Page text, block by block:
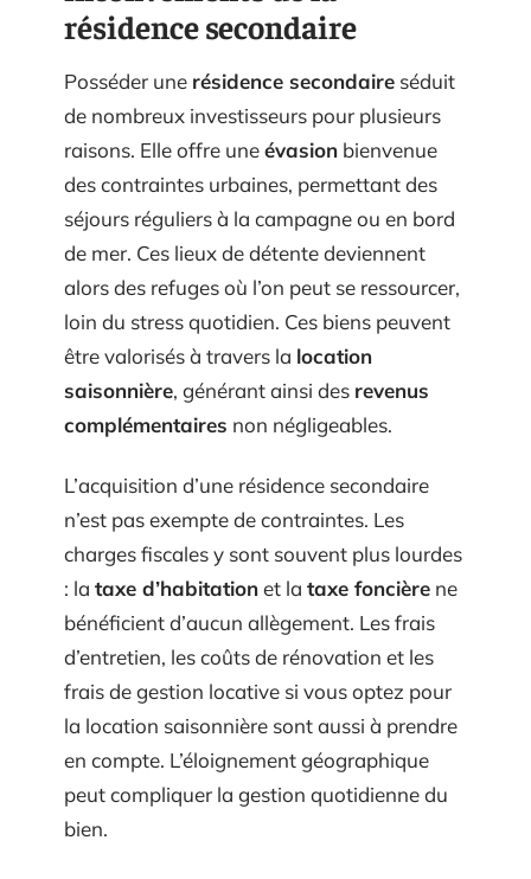
résidence secondaire
Posséder une résidence secondaire séduit
de nombreux investisseurs pour plusieurs
raisons. Elle offre uneévasion bienvenue
des contraintes urbaines, permettant des
séjours réguliers à la campagne ou en bord
de mer. Ces lieux de détente deviennent
alors des refuges où l’on peut se ressourcer,
loin du stress quotidien. Ces biens peuvent
être valorisés à travers la location
saisonnière, générant ainsi des revenus
complémentaires non négligeables.
L’acquisition d’une résidence secondaire
n’est pas exempte de contraintes. Les
charges fiscales y sont souvent plus lourdes
: la taxe d’habitationet la taxe foncière ne
bénéficient d’aucun allègement. Les frais
d’entretien, les coûts de rénovation et les
frais de gestion locative si vous optez pour
la location saisonnière sont aussi à prendre
en compte. L’éloignement géographique
peut compliquer la gestion quotidienne du
bien.